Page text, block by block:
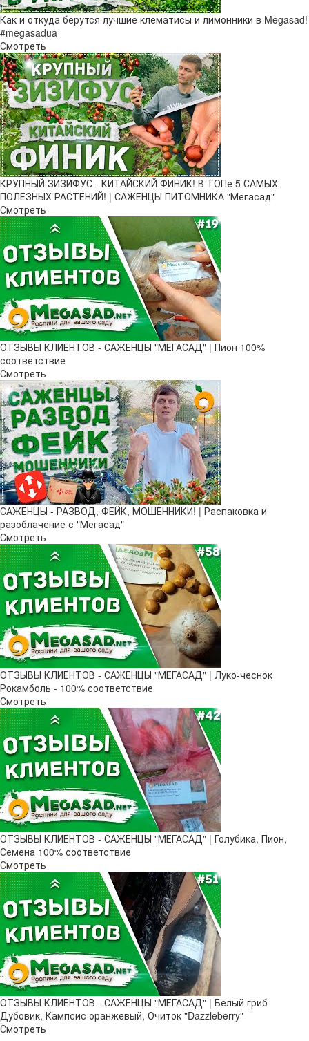
Как и откуда берутся лучшие клематисы и лимонники в Megasad!
#megasadua
Смотреть
КРУПНЫЙ ЗИЗИФУС - КИТАЙСКИЙ ФИНИК! В ТОПе 5 САМЫХ
ПОЛЕЗНЫХ РАСТЕНИЙ! | САЖЕНЦЫ ПИТОМНИКА "Мегасад"
Смотреть
ОТЗЫВЫ КЛИЕНТОВ - САЖЕНЦЫ "МЕГАСАД" | Пион 100%
соответствие
Смотреть
САЖЕНЦЫ - РАЗВОД, ФЕЙК, МОШЕННИКИ! | Распаковка и
разоблачение с "Мегасад"
Смотреть
ОТЗЫВЫ КЛИЕНТОВ - САЖЕНЦЫ "МЕГАСАД" | Луко-чеснок
Рокамболь - 100% соответствие
Смотреть
ОТЗЫВЫ КЛИЕНТОВ - САЖЕНЦЫ "МЕГАСАД" | Голубика, Пион,
Семена 100% соответствие
Смотреть
ОТЗЫВЫ КЛИЕНТОВ - САЖЕНЦЫ "МЕГАСАД" | Белый гриб
Дубовик, Кампсис оранжевый, Очиток "Dazzleberry"
Смотреть